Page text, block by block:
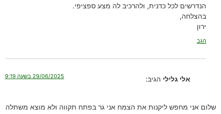
הנדרשים לכל כדנית, ולהרכיב לה מצע ספציפי.
בהצלחה,
ירון
הגב
אלי גלילי הגיב: 29/06/2025 בשעה 9:19
שלום אני מחפש ליקנות את הצמח אני גר בפתח תקווה ולא מוצא משתלה